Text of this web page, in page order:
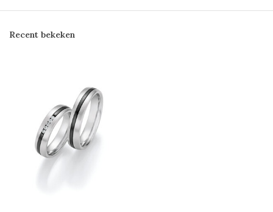
Recent bekeken